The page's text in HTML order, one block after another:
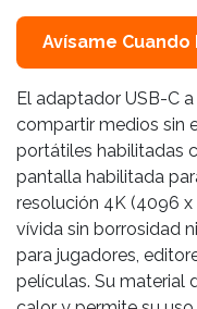
Avísame Cuando
El adaptador USB-C
compartir medios sin
portátiles habilitadas
pantalla habilitada
resolución 4K (4096
vívida sin borrosidad
para jugadores,
películas. Su material